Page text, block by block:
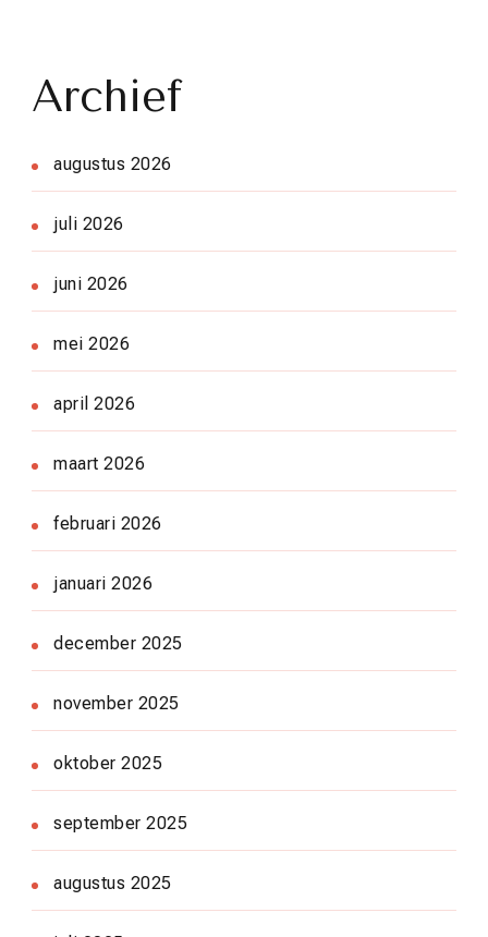
Archief
augustus 2026
juli 2026
juni 2026
mei 2026
april 2026
maart 2026
februari 2026
januari 2026
december 2025
november 2025
oktober 2025
september 2025
augustus 2025